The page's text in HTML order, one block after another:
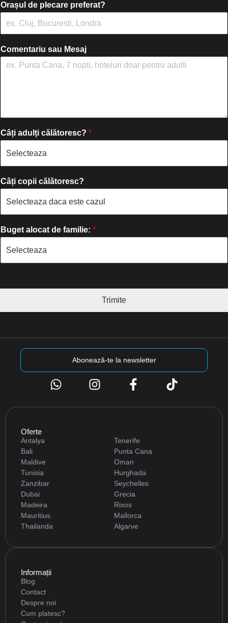
Orașul de plecare preferat?
Comentariu sau Mesaj
Câți adulți călătoresc? *
Câți copii călătoresc?
Buget alocat de familie: *
Trimite
Abonează-te la newsletter
Oferte
Antalya
Tenerife
Bali
Punta Cana
Maldive
Oman
Tunisia
Hurghada
Zanzibar
Seychelles
Dubai
Grecia
Madeira
Rixos
Mauritius
Mallorca
Thailanda
Algarve
Informații
Blog
Contact
Despre noi
Cum platesc?